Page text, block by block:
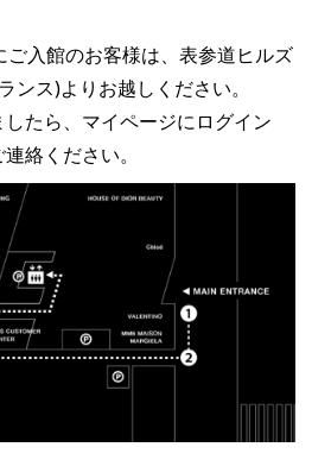
ご入館のお客様は、表参道ヒルズ
ンス)よりお越しください。
たら、マイページにログイン
絡ください。